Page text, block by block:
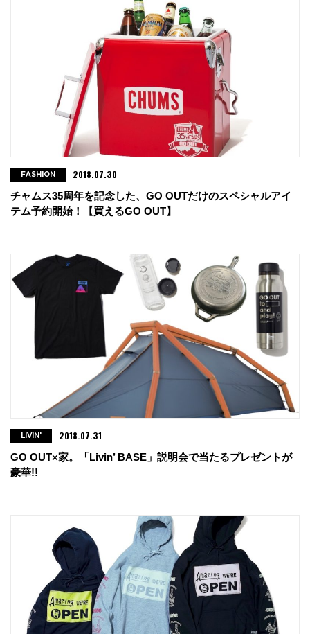
チャムス35周年を記念した、GO OUTだけのスペシャルアイ
テム予約開始！【買えるGO OUT】
FASHION 2018.07.30
GO OUT×家。「Livin’ BASE」説明会で当たるプレゼントが
豪華!!
LIVIN' 2018.07.31